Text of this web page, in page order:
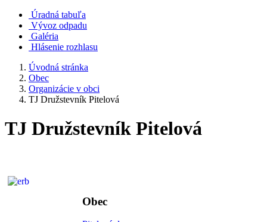
Úradná tabuľa
Vývoz odpadu
Galéria
Hlásenie rozhlasu
Úvodná stránka
Obec
Organizácie v obci
TJ Družstevník Pitelová
TJ Družstevník Pitelová
Obec